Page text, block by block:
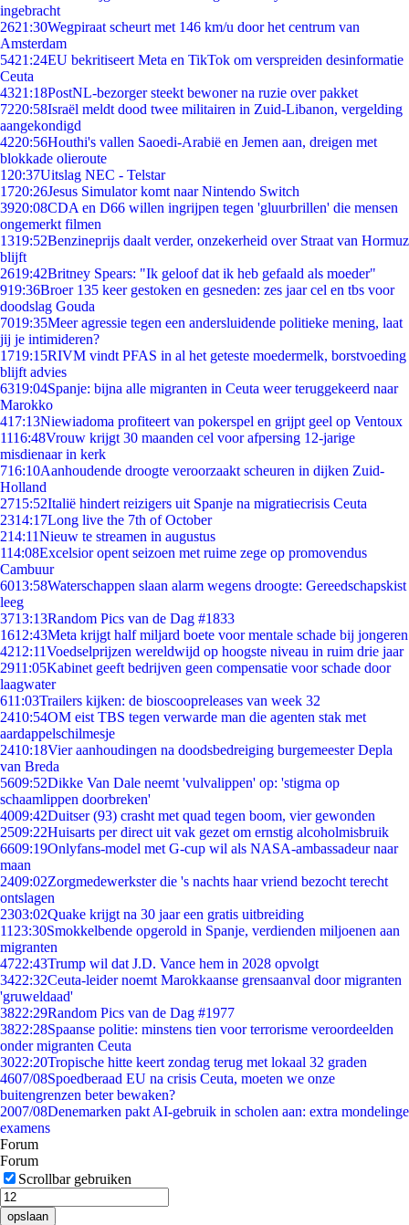
ingebracht
2621:30Wegpiraat scheurt met 146 km/u door het centrum van
Amsterdam
5421:24EU bekritiseert Meta en TikTok om verspreiden desinformatie
Ceuta
4321:18PostNL-bezorger steekt bewoner na ruzie over pakket
7220:58Israël meldt dood twee militairen in Zuid-Libanon, vergelding
aangekondigd
4220:56Houthi's vallen Saoedi-Arabië en Jemen aan, dreigen met
blokkade olieroute
1 20:37Uitslag NEC - Telstar
1720:26Jesus Simulator komt naar Nintendo Switch
3920:08CDA en D66 willen ingrijpen tegen 'gluurbrillen' die mensen
ongemerkt filmen
1319:52Benzineprijs daalt verder, onzekerheid over Straat van Hormuz
blijft
2619:42Britney Spears: "Ik geloof dat ik heb gefaald als moeder"
919:36Broer 135 keer gestoken en gesneden: zes jaar cel en tbs voor
doodslag Gouda
7019:35Meer agressie tegen een andersluidende politieke mening, laat
jij je intimideren?
1719:15RIVM vindt PFAS in al het geteste moedermelk, borstvoeding
blijft advies
6319:04Spanje: bijna alle migranten in Ceuta weer teruggekeerd naar
Marokko
417:13Niewiadoma profiteert van pokerspel en grijpt geel op Ventoux
1116:48Vrouw krijgt 30 maanden cel voor afpersing 12-jarige
misdienaar in kerk
716:10Aanhoudende droogte veroorzaakt scheuren in dijken Zuid-
Holland
2715:52Italië hindert reizigers uit Spanje na migratiecrisis Ceuta
2314:17Long live the 7th of October
214:11Nieuw te streamen in augustus
114:08Excelsior opent seizoen met ruime zege op promovendus
Cambuur
6013:58Waterschappen slaan alarm wegens droogte: Gereedschapskist
leeg
3713:13Random Pics van de Dag #1833
1612:43Meta krijgt half miljard boete voor mentale schade bij jongeren
4212:11Voedselprijzen wereldwijd op hoogste niveau in ruim drie jaar
2911:05Kabinet geeft bedrijven geen compensatie voor schade door
laagwater
611:03Trailers kijken: de bioscoopreleases van week 32
2410:54OM eist TBS tegen verwarde man die agenten stak met
aardappelschilmesje
2410:18Vier aanhoudingen na doodsbedreiging burgemeester Depla
van Breda
5609:52Dikke Van Dale neemt 'vulvalippen' op: 'stigma op
schaamlippen doorbreken'
4009:42Duitser (93) crasht met quad tegen boom, vier gewonden
2509:22Huisarts per direct uit vak gezet om ernstig alcoholmisbruik
6609:19Onlyfans-model met G-cup wil als NASA-ambassadeur naar
maan
2409:02Zorgmedewerkster die 's nachts haar vriend bezocht terecht
ontslagen
2303:02Quake krijgt na 30 jaar een gratis uitbreiding
11 23:30Smokkelbende opgerold in Spanje, verdienden miljoenen aan
migranten
4722:43Trump wil dat J.D. Vance hem in 2028 opvolgt
3422:32Ceuta-leider noemt Marokkaanse grensaanval door migranten
'gruweldaad'
3822:29Random Pics van de Dag #1977
3822:28Spaanse politie: minstens tien voor terrorisme veroordeelden
onder migranten Ceuta
3022:20Tropische hitte keert zondag terug met lokaal 32 graden
4607/08Spoedberaad EU na crisis Ceuta, moeten we onze
buitengrenzen beter bewaken?
2007/08Denemarken pakt AI-gebruik in scholen aan: extra mondelinge
examens
Forum
Forum
Scrollbar gebruiken
opslaan